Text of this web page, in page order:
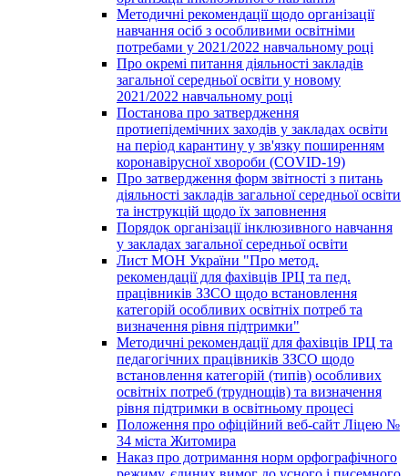
Методичні рекомендації щодо організації
навчання осіб з особливими освітніми
потребами у 2021/2022 навчальному році
Про окремі питання діяльності закладів
загальної середньої освіти у новому
2021/2022 навчальному році
Постанова про затвердження
протиепідемічних заходів у закладах освіти
на період карантину у зв'язку поширенням
коронавірусної хвороби (COVID-19)
Про затвердження форм звітності з питань
діяльності закладів загальної середньої освіти
та інструкцій щодо їх заповнення
Порядок організації інклюзивного навчання
у закладах загальної середньої освіти
Лист МОН України "Про метод.
рекомендації для фахівців ІРЦ та пед.
працівників ЗЗСО щодо встановлення
категорій особливих освітніх потреб та
визначення рівня підтримки"
Методичні рекомендації для фахівців ІРЦ та
педагогічних працівників ЗЗСО щодо
встановлення категорій (типів) особливих
освітніх потреб (труднощів) та визначення
рівня підтримки в освітньому процесі
Положення про офіційний веб-сайт Ліцею №
34 міста Житомира
Наказ про дотримання норм орфографічного